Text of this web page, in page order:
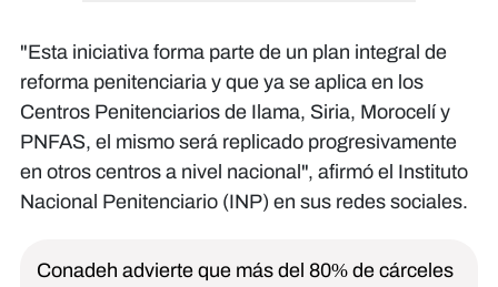
"Esta iniciativa forma parte de un plan integral de
reforma penitenciaria y que ya se aplica en los
Centros Penitenciarios de Ilama, Siria, Morocelí y
PNFAS, el mismo será replicado progresivamente
en otros centros a nivel nacional", afirmó el Instituto
Nacional Penitenciario (INP) en sus redes sociales.
Conadeh advierte que más del 80% de cárceles